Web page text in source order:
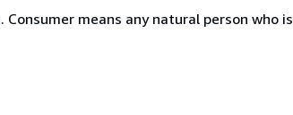
means any natural person who is